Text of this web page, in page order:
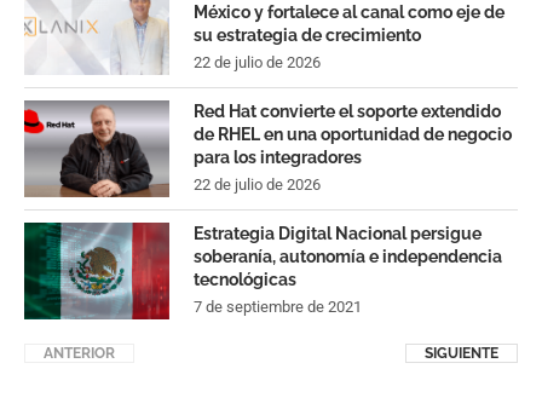
México y fortalece al canal como eje de
su estrategia de crecimiento
22 de julio de 2026
Red Hat convierte el soporte extendido
de RHEL en una oportunidad de negocio
para los integradores
22 de julio de 2026
Estrategia Digital Nacional persigue
soberanía, autonomía e independencia
tecnológicas
7 de septiembre de 2021
ANTERIOR SIGUIENTE